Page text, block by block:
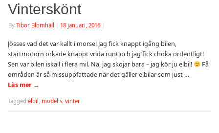
Vinterskönt
By Tibor Blomhäll 18 januari, 2016
Jösses vad det var kallt i morse! Jag fick knappt igång bilen,
startmotorn orkade knappt vrida runt och jag fick choka ordentligt!
Sen var bilen iskall i flera mil. Nä, jag skojar bara – jag kör ju elbil!
Få
områden är så missuppfattade när det gäller elbilar som just …
Läs mer →
Tagged elbil model s vinter